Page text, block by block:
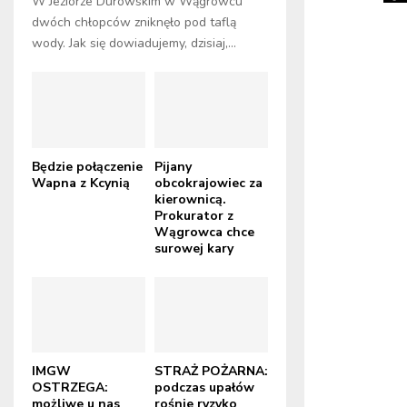
dwóch chłopców zniknęło pod taflą
wody. Jak się dowiadujemy, dzisiaj,...
Będzie połączenie
Wapna z Kcynią
Pijany
obcokrajowiec za
kierownicą.
Prokurator z
Wągrowca chce
surowej kary
IMGW
OSTRZEGA:
STRAŻ POŻARNA:
podczas upałów